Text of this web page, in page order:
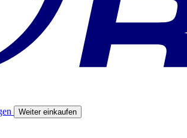
Weiter einkaufen